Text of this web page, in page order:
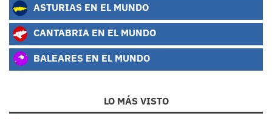
ASTURIAS EN EL MUNDO
CANTABRIA EN EL MUNDO
BALEARES EN EL MUNDO
LO MÁS VISTO